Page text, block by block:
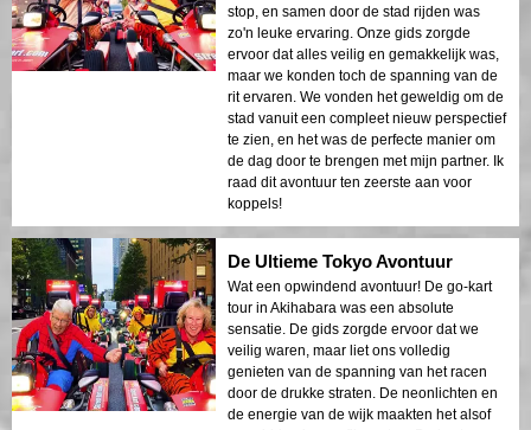
stop, en samen door de stad rijden was
zo'n leuke ervaring. Onze gids zorgde
ervoor dat alles veilig en gemakkelijk was,
maar we konden toch de spanning van de
rit ervaren. We vonden het geweldig om de
stad vanuit een compleet nieuw perspectief
te zien, en het was de perfecte manier om
de dag door te brengen met mijn partner. Ik
raad dit avontuur ten zeerste aan voor
koppels!
De Ultieme Tokyo Avontuur
Wat een opwindend avontuur! De go-kart
tour in Akihabara was een absolute
sensatie. De gids zorgde ervoor dat we
veilig waren, maar liet ons volledig
genieten van de spanning van het racen
door de drukke straten. De neonlichten en
de energie van de wijk maakten het alsof